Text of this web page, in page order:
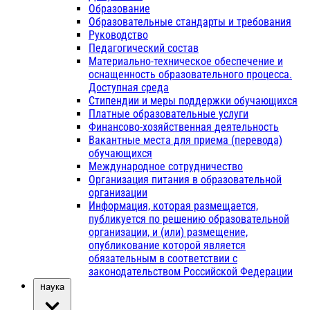
Образование
Образовательные стандарты и требования
Руководство
Педагогический состав
Материально-техническое обеспечение и
оснащенность образовательного процесса.
Доступная среда
Стипендии и меры поддержки обучающихся
Платные образовательные услуги
Финансово-хозяйственная деятельность
Вакантные места для приема (перевода)
обучающихся
Международное сотрудничество
Организация питания в образовательной
организации
Информация, которая размещается,
публикуется по решению образовательной
организации, и (или) размещение,
опубликование которой является
обязательным в соответствии с
законодательством Российской Федерации
Наука